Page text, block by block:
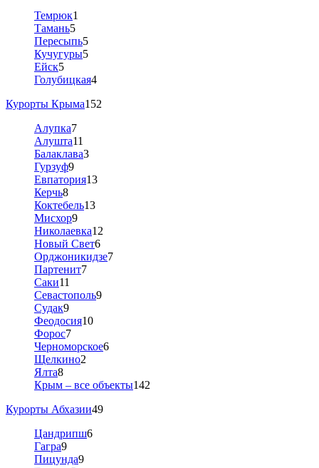
Темрюк1
Тамань5
Пересыпь5
Кучугуры5
Ейск5
Голубицкая4
Курорты Крыма152
Алупка7
Алушта11
Балаклава3
Гурзуф9
Евпатория13
Керчь8
Коктебель13
Мисхор9
Николаевка12
Новый Свет6
Орджоникидзе7
Партенит7
Саки11
Севастополь9
Судак9
Феодосия10
Форос7
Черноморское6
Щелкино2
Ялта8
Крым – все объекты142
Курорты Абхазии49
Цандрипш6
Гагра9
Пицунда9